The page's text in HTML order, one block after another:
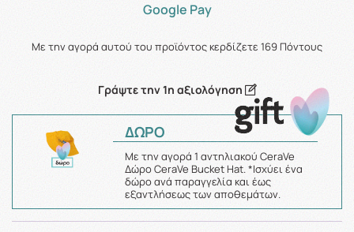
Google Pay
Με την αγορά αυτού του προϊόντος κερδίζετε 169Πόντους
Γράψτε την 1η αξιολόγηση
ΔΩΡΟ
Με την αγορά 1 αντηλιακού CeraVe
Δώρο CeraVe Bucket Hat. *Ισχύει ένα
δώρο ανά παραγγελία και έως
εξαντλήσεως των αποθεμάτων.